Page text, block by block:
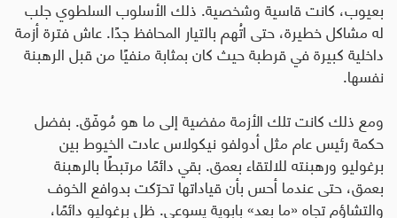
بعيوب، كانت قاسية وشخصية. ذلك الأسلوب السلطوي جلب
له مشاكل خطيرة، حتى اتُهم بالتيار المحافظ جدًا. عاش فترة أزمة
داخلية كبيرة في قرطبة حيث كان بمثابة منفيًا من قبل الرهبنة
نفسها.
ومع ذلك كانت تلك الأزمة مفضية إلى ما هو مُوفّق. بفضل
حكمة رئيس عام مثل أدولفو نيكولاس عادت الخيوط بين
برغوليو ورهبنته للالتقاء بعمق. بقي دائمًا مرتبطًا بالرهبنة
بعمق، حتى عندما أحس بأن قياداتها تحرّكت بدوافع الخوف
والتشاؤم تجاه «ما بعد» بابوية يسوعي. ظل برغوليو دائمًا،